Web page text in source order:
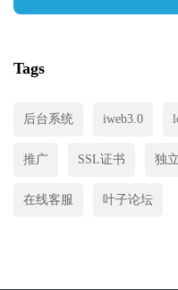
Tags
后台系统 iweb3.0
推广 SSL证书 独
在线客服 叶子论坛